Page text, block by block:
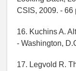
CSIS, 2009. - 66
16. Kuchins A.
- Washington,
17. Legvold R.